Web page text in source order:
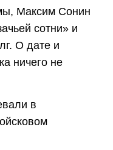
Максим Сонин
сотни» и
О дате и
ничего не
в